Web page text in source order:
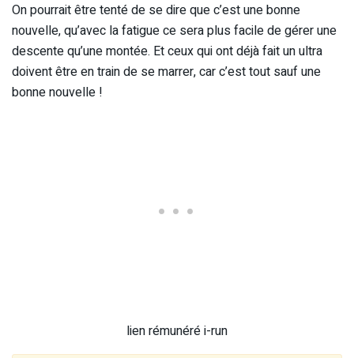
On pourrait être tenté de se dire que c’est une bonne
nouvelle, qu’avec la fatigue ce sera plus facile de gérer une
descente qu’une montée. Et ceux qui ont déjà fait un ultra
doivent être en train de se marrer, car c’est tout sauf une
bonne nouvelle !
lien rémunéré i-run